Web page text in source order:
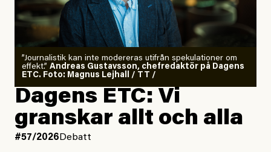
”Journalistik kan inte modereras utifrån spekulationer om
effekt.” Andreas Gustavsson, chefredaktör på Dagens
ETC. Foto: Magnus Lejhall / TT /
Dagens ETC: Vi
granskar allt och alla
#57/2026 Debatt